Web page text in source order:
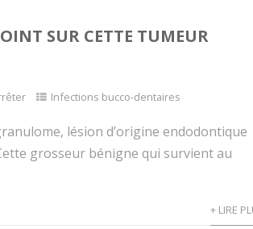
SUR CETTE TUMEUR
Infections bucco-dentaires
lésion d’origine endodontique
grosseur bénigne qui survient au
+ LIRE